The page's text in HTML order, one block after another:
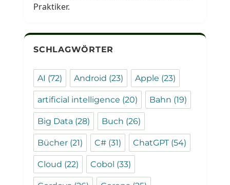
Praktiker.
SCHLAGWÖRTER
AI (72) Android (23) Apple (23)
artificial intelligence (20) Bahn (19)
Big Data (28) Buch (26)
Bücher (21) C# (31) ChatGPT(54)
Cloud (22) Cobol (33)